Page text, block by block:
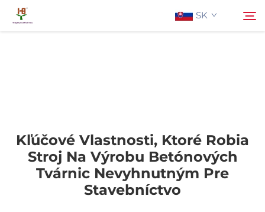
SK
Aplikácia
Aktuality
Kľúčové Vlastnosti, Ktoré Robia
Stroj Na Výrobu Betónových
Tvárnic Nevyhnutným Pre
Stavebníctvo